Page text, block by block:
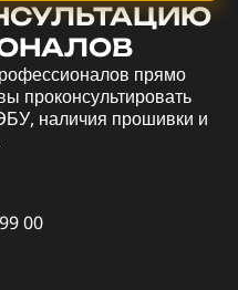
прямо
проконсультировать
наличия прошивки и
00